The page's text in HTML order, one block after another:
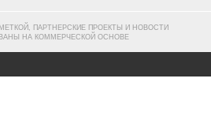
ПАРТНЕРСКИЕ ПРОЕКТЫ И НОВОСТИ
НА КОММЕРЧЕСКОЙ ОСНОВЕ